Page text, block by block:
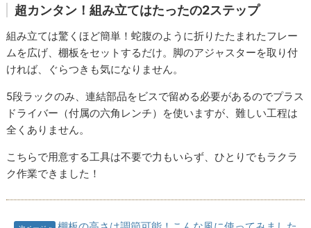
超カンタン！組み立てはたったの2ステップ
組み立ては驚くほど簡単！蛇腹のように折りたたまれたフレー
ムを広げ、棚板をセットするだけ。脚のアジャスターを取り付
ければ、ぐらつきも気になりません。
5段ラックのみ、連結部品をビスで留める必要があるのでプラス
ドライバー（付属の六角レンチ）を使いますが、難しい工程は
全くありません。
こちらで用意する工具は不要で力もいらず、ひとりでもラクラ
ク作業できました！